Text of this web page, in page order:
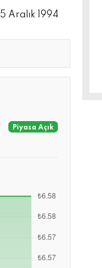
5 Aralık 1994
Piyasa Açık